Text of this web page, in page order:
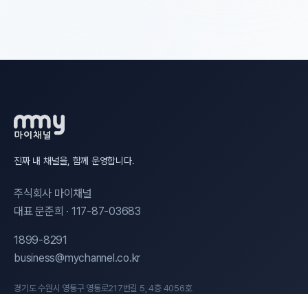
진짜 내 채널을, 함께 운영합니다.
주식회사 마이채널
대표 문준희 · 117-87-03683
1899-8291
business@mychannel.co.kr
경기도 수원시 영통구 영통로217번길 5, 4층 4056호